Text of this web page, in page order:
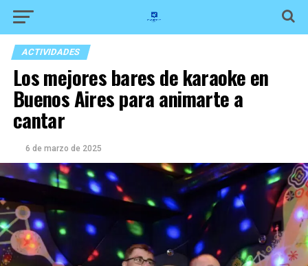
ACTIVIDADES
Los mejores bares de karaoke en
Buenos Aires para animarte a
cantar
6 de marzo de 2025